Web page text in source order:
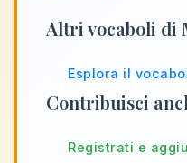
Altri vocaboli di
Esplora il
Contribuisci
Registrati e